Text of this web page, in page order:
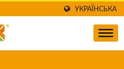
УКРАЇНСЬКА